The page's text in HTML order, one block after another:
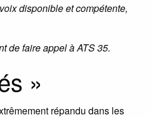
disponible et compétente,
de faire appel à ATS 35.
»
répandu dans les